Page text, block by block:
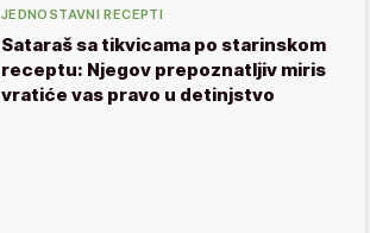
JEDNOSTAVNI RECEPTI
Sataraš sa tikvicama po starinskom
receptu: Njegov prepoznatljiv miris
vratiće vas pravo u detinjstvo